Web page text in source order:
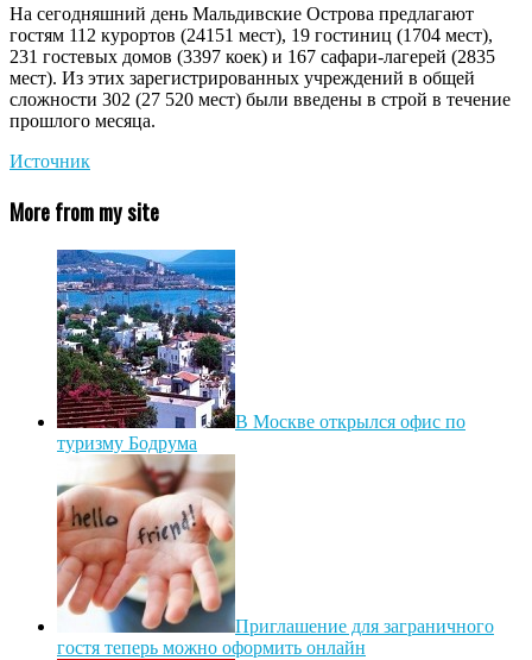
На сегодняшний день Мальдивские Острова предлагают
гостям 112 курортов (24151 мест), 19 гостиниц (1704 мест),
231 гостевых домов (3397 коек) и 167 сафари-лагерей (2835
мест). Из этих зарегистрированных учреждений в общей
сложности 302 (27 520 мест) были введены в строй в течение
прошлого месяца.
Источник
More from my site
В Москве открылся офис по
туризму Бодрума
Приглашение для заграничного
гостя теперь можно оформить онлайн